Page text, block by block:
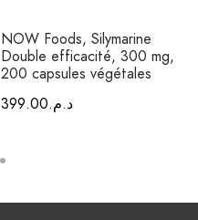
NOW Foods, Silymarine
Double efficacité, 300 mg,
200 capsules végétales
د.م.399.00